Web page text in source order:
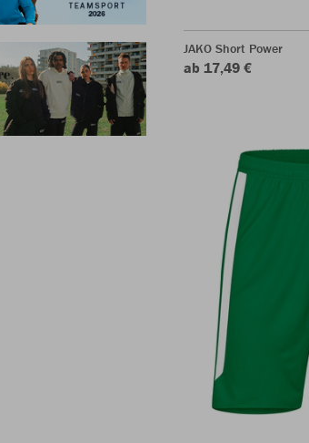
JAKO Short Power
ab 17,49 €